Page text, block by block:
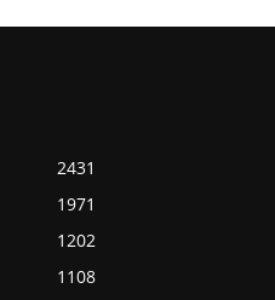
2431
1971
1202
1108